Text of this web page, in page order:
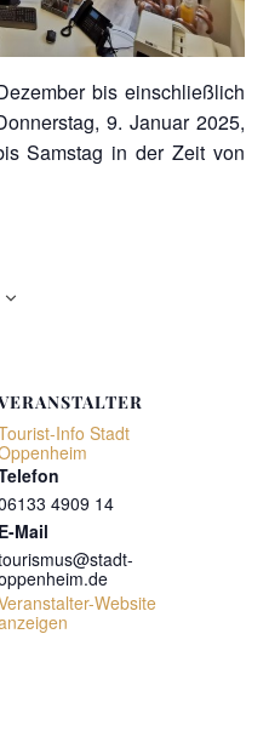
bis einschließlich
9. Januar 2025,
Samstag in der Zeit von
Info Stadt
4909 14
E-Mail
Website